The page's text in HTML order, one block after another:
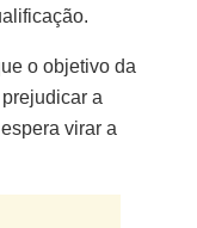
o objetivo da
a
virar a